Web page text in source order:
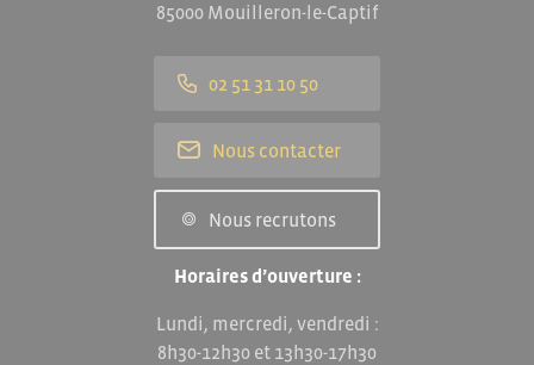
85000 Mouilleron-le-Captif
02 51 31 10 50
Nous contacter
Nous recrutons
Horaires d’ouverture :
Lundi, mercredi, vendredi :
8h30-12h30 et 13h30-17h30